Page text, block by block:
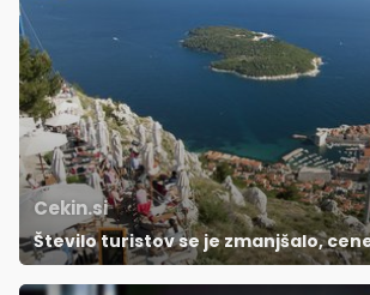
Cekin.si
Število turistov se je zmanjšalo,